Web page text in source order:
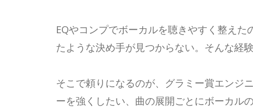
EQやコンプでボーカルを聴きやすく整え
たような決め手が見つからない。そんな経
そこで頼りになるのが、グラミー賞エンジ
ーを強くしたい、曲の展開ごとにボーカル